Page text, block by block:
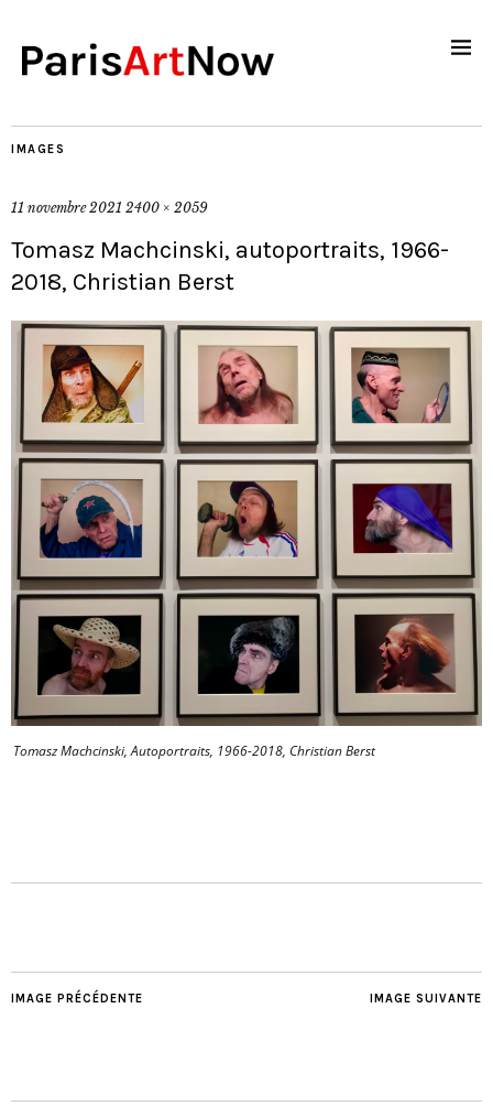
IMAGES
11 novembre 2021 2400 × 2059
Tomasz Machcinski, autoportraits, 1966-
2018, Christian Berst
Tomasz Machcinski, Autoportraits, 1966-2018, Christian Berst
IMAGE SUIVANTE
IMAGE PRÉCÉDENTE